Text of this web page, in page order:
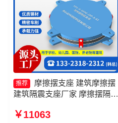
推荐
摩擦摆支座 建筑摩擦摆
建筑隔震支座厂家 摩擦摆隔震
头工厂 摩擦摆球型减隔震支座
￥11063